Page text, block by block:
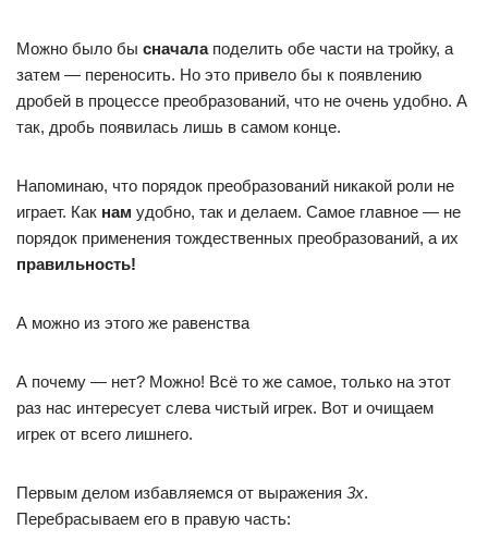
Можно было бы сначалаподелить обе части на тройку, а
затем — переносить. Но это привело бы к появлению
дробей в процессе преобразований, что не очень удобно. А
так, дробь появилась лишь в самом конце.
Напоминаю, что порядок преобразований никакой роли не
играет. Как нам удобно, так и делаем. Самое главное — не
порядок применения тождественных преобразований, а их
правильность!
А можно из этого же равенства
А почему — нет? Можно! Всё то же самое, только на этот
раз нас интересует слева чистый игрек. Вот и очищаем
игрек от всего лишнего.
Первым делом избавляемся от выражения 3х.
Перебрасываем его в правую часть: